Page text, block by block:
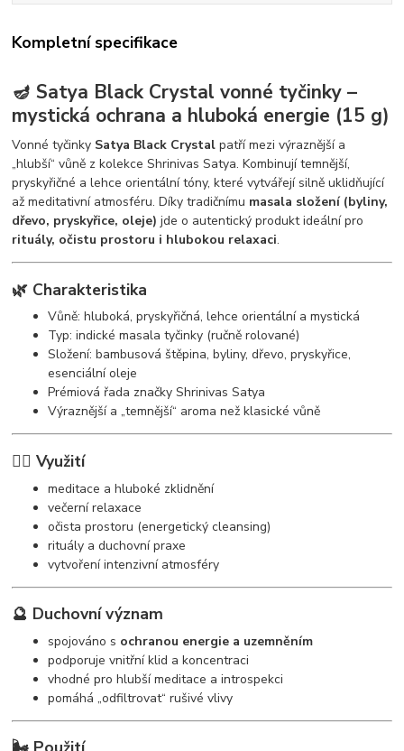
Kompletní specifikace
🪔 Satya Black Crystal vonné tyčinky –
mystická ochrana a hluboká energie (15 g)
Vonné tyčinky Satya Black Crystal patří mezi výraznější a
„hlubší“ vůně z kolekce Shrinivas Satya. Kombinují temnější,
pryskyřičné a lehce orientální tóny, které vytvářejí silně uklidňující
až meditativní atmosféru. Díky tradičnímu masala složení (byliny,
dřevo, pryskyřice, oleje) jde o autentický produkt ideální pro
rituály, očistu prostoru i hlubokou relaxaci.
🌿 Charakteristika
Vůně: hluboká, pryskyřičná, lehce orientální a mystická
Typ: indické masala tyčinky (ručně rolované)
Složení: bambusová štěpina, byliny, dřevo, pryskyřice,
esenciální oleje
Prémiová řada značky Shrinivas Satya
Výraznější a „temnější“ aroma než klasické vůně
🧘‍♀️ Využití
meditace a hluboké zklidnění
večerní relaxace
očista prostoru (energetický cleansing)
rituály a duchovní praxe
vytvoření intenzivní atmosféry
🔮 Duchovní význam
spojováno s ochranou energie a uzemněním
podporuje vnitřní klid a koncentraci
vhodné pro hlubší meditace a introspekci
pomáhá „odfiltrovat“ rušivé vlivy